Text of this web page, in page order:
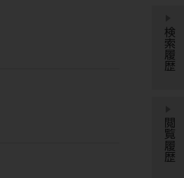
検索履歴
閲覧履歴